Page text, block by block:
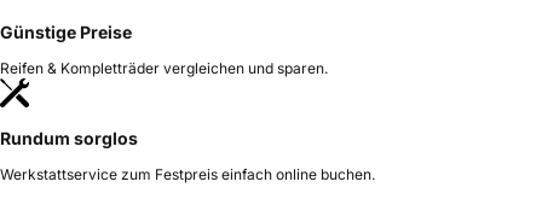
Günstige Preise
Reifen & Kompletträder vergleichen und sparen.
Rundum sorglos
Werkstattservice zum Festpreis einfach online buchen.